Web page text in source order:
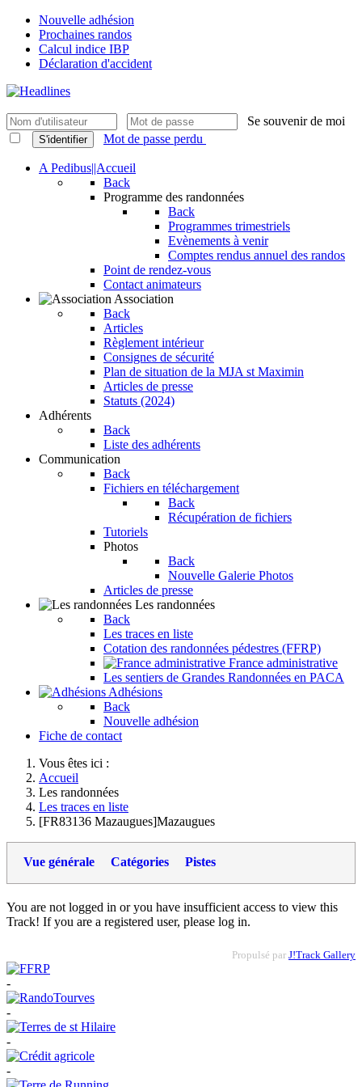
Nouvelle adhésion
Prochaines randos
Calcul indice IBP
Déclaration d'accident
Se souvenir de moi
S'identifier Mot de passe perdu
A Pedibus||Accueil
Back
Programme des randonnées
Back
Programmes trimestriels
Evènements à venir
Comptes rendus annuel des randos
Point de rendez-vous
Contact animateurs
Association
Back
Articles
Règlement intérieur
Consignes de sécurité
Plan de situation de la MJA st Maximin
Articles de presse
Statuts (2024)
Adhérents
Back
Liste des adhérents
Communication
Back
Fichiers en téléchargement
Back
Récupération de fichiers
Tutoriels
Photos
Back
Nouvelle Galerie Photos
Articles de presse
Les randonnées
Back
Les traces en liste
Cotation des randonnées pédestres (FFRP)
France administrative
Les sentiers de Grandes Randonnées en PACA
Adhésions
Back
Nouvelle adhésion
Fiche de contact
Vous êtes ici :
Accueil
Les randonnées
Les traces en liste
[FR83136 Mazaugues]Mazaugues
Vue générale Catégories Pistes
You are not logged in or you have insufficient access to view this
Track! If you are a registered user, please log in.
Propulsé par J!Track Gallery
-
-
-
-